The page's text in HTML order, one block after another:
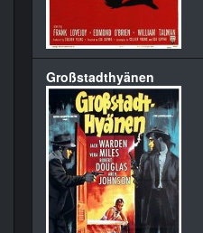
Großstadthyänen